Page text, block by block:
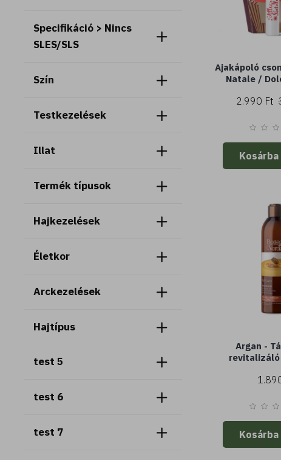
test 5
test 6
test 7
Specifikáció > Nincs
SLES/SLS
Szín
Testkezelések
Illat
Termék típusok
Hajkezelések
Életkor
Arckezelések
Hajtípus
Ajakápoló
Natale /
2.990 Ft
Kosárba
Argan -
revitalizáló
száraz vagy
Kosárba